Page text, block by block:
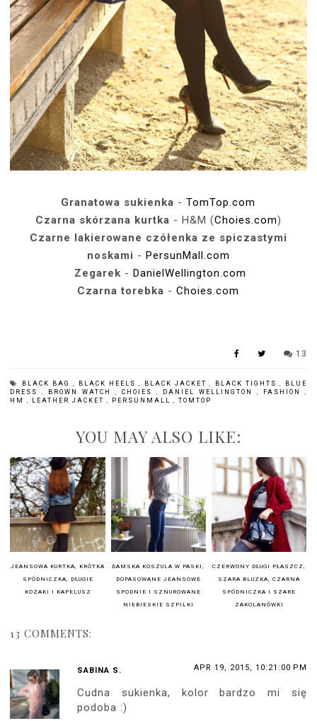
Granatowa sukienka -TomTop.com
Czarna skórzana kurtka - H&M (Choies.com)
Czarne lakierowane czółenka ze spiczastymi
noskami - PersunMall.com
Zegarek - DanielWellington.com
Czarna torebka -Choies.com
13
BLACK BAG, BLACK HEELS, BLACK JACKET, BLACK TIGHTS,
BLUE
DRESS, BROWN WATCH,CHOIES , DANIEL WELLINGTON , FASHION ,
HM, LEATHER JACKET, PERSUNMALL,TOMTOP
YOU MAY ALSO LIKE:
JEANSOWA KURTKA, KRÓTKA
SPÓDNICZKA, DŁUGIE
KOZAKI I KAPELUSZ
DAMSKA KOSZULA W PASKI,
DOPASOWANE JEANSOWE
SPODNIE I SZNUROWANE
NIEBIESKIE SZPILKI
CZERWONY DŁUGI PŁASZCZ,
SZARA BLUZKA, CZARNA
SPÓDNICZKA I SZARE
ZAKOLANÓWKI
13 COMMENTS:
SABINA S. APR 19, 2015, 10:21:00 PM
Cudna sukienka, kolor bardzo mi się
podoba :)